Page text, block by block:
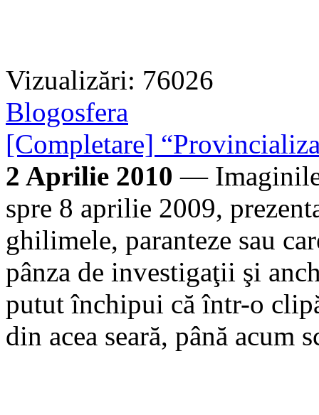
Vizualizări: 76026
Blogosfera
[Completare]
2 Aprilie 2010 — Imaginile
spre 8 aprilie 2009,
ghilimele, paranteze sau
pânza de investigaţii şi
putut închipui că într-o
din acea seară, până acum